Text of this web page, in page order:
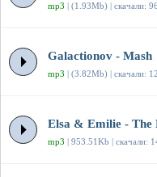
mp3 | (1.93Mb) | скачали: 96
Galactionov - Mash
mp3 | (3.82Mb) | скачали:
Elsa & Emilie - The
mp3 | 953.51Kb | скачали: